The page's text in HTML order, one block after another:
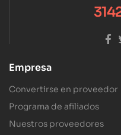
Empresa
Convertirse en proveedor
Programa de afiliados
Nuestros proveedores